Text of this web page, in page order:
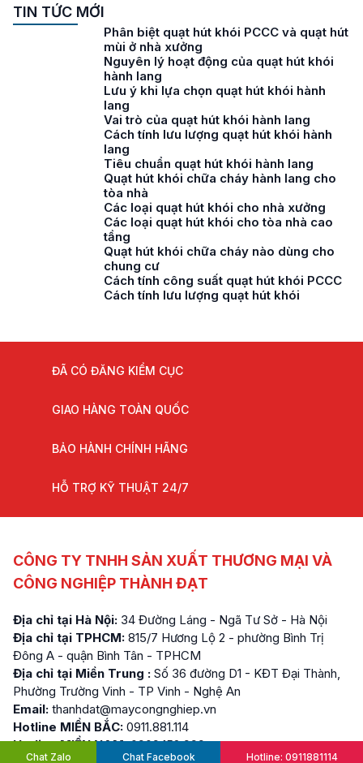
TIN TỨC MỚI
Phân biệt quạt hút khói PCCC và quạt hút
mùi ở nhà xưởng
Nguyên lý hoạt động của quạt hút khói
hành lang
Lưu ý khi lựa chọn quạt hút khói hành
lang
Vai trò của quạt hút khói hành lang
Cách tính lưu lượng quạt hút khói hành
lang
Tiêu chuẩn quạt hút khói hành lang
Quạt hút khói chữa cháy hành lang cho
tòa nhà
Các loại quạt hút khói cho nhà xưởng
Các loại quạt hút khói cho tòa nhà cao
tầng
Quạt hút khói chữa cháy nào dùng cho
chung cư
Cách tính công suất quạt hút khói PCCC
Cách tính lưu lượng quạt hút khói
ĐÃ CÓ ĐĂNG KIỂM CỤC
GIAO HÀNG TOÀN QUỐC
BẢO HÀNH CHÍNH HÃNG
HỖ TRỢ KỸ THUẬT 24/7
CÔNG TY TNHH SẢN XUẤT THƯƠNG MẠI VÀ
CÔNG NGHIỆP THÀNH ĐẠT
Địa chỉ tại Hà Nội: 34 Đường Láng - Ngã Tư Sở - Hà Nội
Địa chỉ tại TPHCM: 815/7 Hương Lộ 2 - phường Bình Trị
Đông A - quận Bình Tân - TPHCM
Địa chỉ tại Miền Trung : Số 36 đường D1 - KĐT Đại Thành,
Phường Trường Vinh - TP Vinh - Nghệ An
Email: thanhdat@maycongnghiep.vn
Hotline MIỀN BẮC: 0911.881.114
Hotline MIỀN NAM: 0909.152.999
Chat Zalo Chat Facebook Hotline: 0911881114